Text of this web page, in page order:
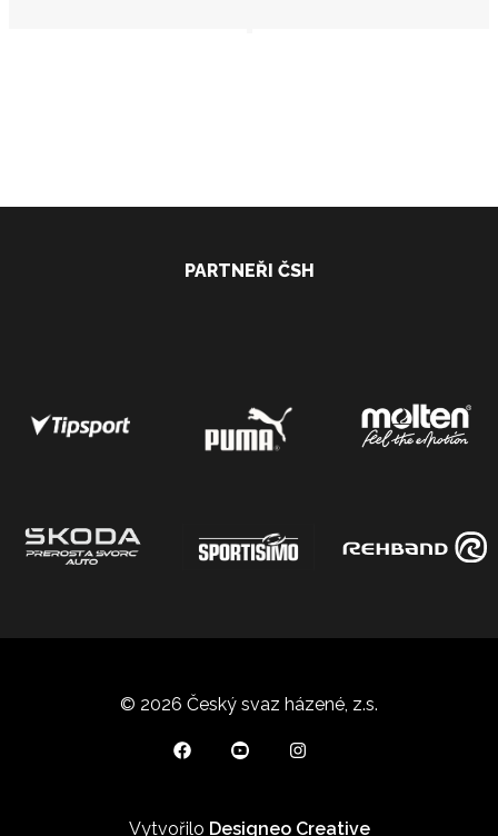
PARTNEŘI ČSH
© 2026 Český svaz házené, z.s.
Vytvořilo Designeo Creative